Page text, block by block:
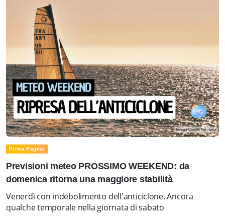
Prima Pagina
Previsioni meteo PROSSIMO WEEKEND: da
domenica ritorna una maggiore stabilità
Venerdì con indebolimento dell'anticiclone. Ancora
qualche temporale nella giornata di sabato